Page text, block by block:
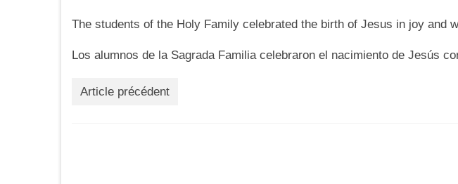
The students of the Holy Family celebrated the birth of Jesus in joy
Los alumnos de la Sagrada Familia celebraron el nacimiento de Jesús
Article précédent